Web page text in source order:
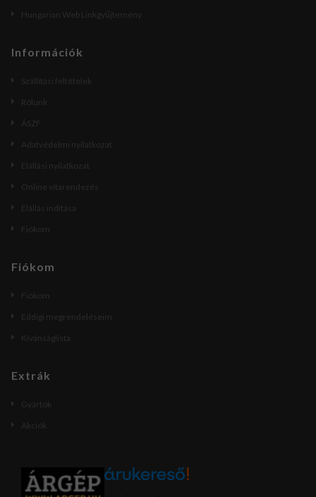
Hungarian Web Linkgyűjtemény
Információk
Szállítási feltételek
Rólunk
ÁSZF
Adatvédelmi nyilatkozat
Elállási nyilatkozat
Online vitarendezés
Elállás indítása
Fiókom
Fiókom
Fiókom
Eddigi megrendeléseim
Kívánságlista
Extrák
Gyártók
Akciók